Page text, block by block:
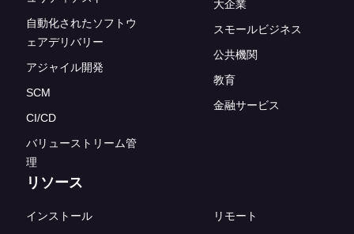
自動化されたソフトウ
ェアデリバリー
アジャイル開発
SCM
CI/CD
バリューストリーム管
理
大企業
スモールビジネス
公共機関
教育
金融サービス
リソース
インストール
リモート